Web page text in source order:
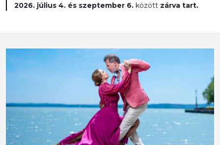
2026. július 4. és szeptember 6. között zárva tart.